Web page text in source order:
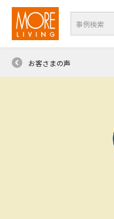
お客さまの声